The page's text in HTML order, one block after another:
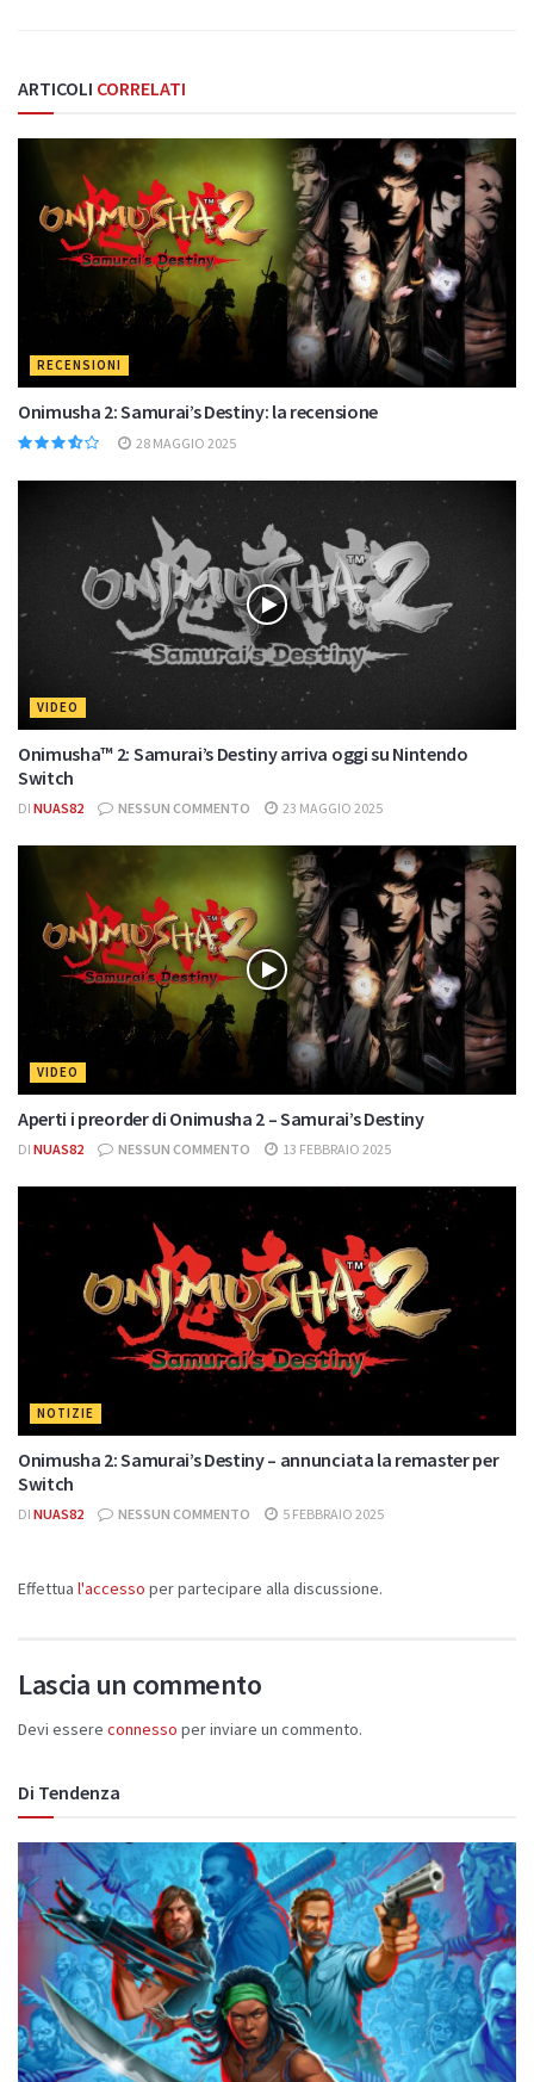
ARTICOLI CORRELATI
RECENSIONI
Onimusha 2: Samurai’s Destiny: la recensione
28 MAGGIO 2025
VIDEO
Onimusha™ 2: Samurai’s Destiny arriva oggi su Nintendo
Switch
DI NUAS82 NESSUN COMMENTO 23 MAGGIO 2025
VIDEO
Aperti i preorder di Onimusha 2 – Samurai’s Destiny
DI NUAS82 NESSUN COMMENTO 13 FEBBRAIO 2025
NOTIZIE
Onimusha 2: Samurai’s Destiny – annunciata la remaster per
Switch
DI NUAS82 NESSUN COMMENTO 5 FEBBRAIO 2025
Effettua l'accesso per partecipare alla discussione.
Lascia un commento
Devi essere connesso per inviare un commento.
Di Tendenza